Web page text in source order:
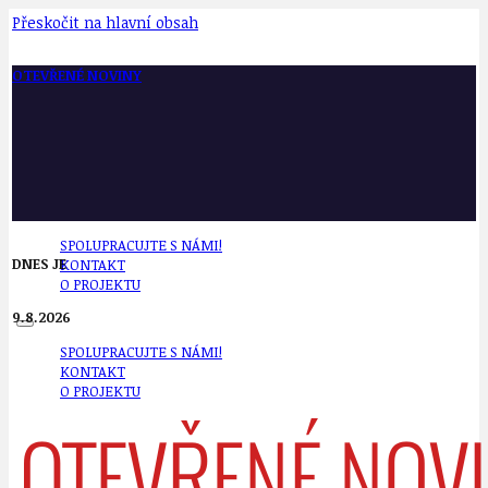
Přeskočit na hlavní obsah
OTEVŘENÉ NOVINY
SPOLUPRACUJTE S NÁMI!
KONTAKT
O PROJEKTU
SPOLUPRACUJTE S NÁMI!
KONTAKT
O PROJEKTU
DNES JE
9.8.2026